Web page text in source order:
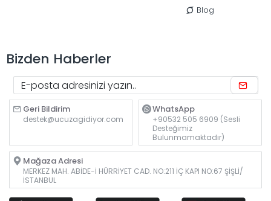
Blog
Bizden Haberler
Geri Bildirim
destek@ucuzagidiyor.com
WhatsApp
+90532 505 6909 (Sesli
Desteğimiz
Bulunmamaktadır)
Mağaza Adresi
MERKEZ MAH. ABİDE-İ HÜRRİYET CAD. NO:211 İÇ KAPI NO:67 ŞİŞLİ/
İSTANBUL